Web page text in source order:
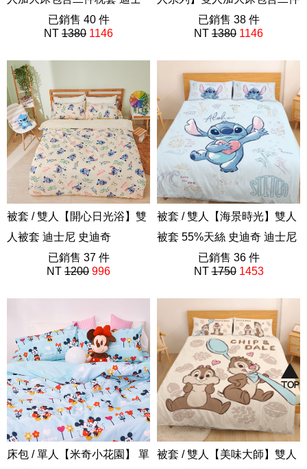
尼 史迪奇
ABE201
已銷售 40 件
NT 1380 1146
枕套 冰雪奇緣
ABE201
已銷售 38 件
NT 1380 1146
被套 / 雙人【開心日光浴】雙
人被套 迪士尼 史迪奇
已銷售 37 件
NT 1200 996
被套 / 雙人【海景時光】雙人
被套 55%天絲 史迪奇 迪士尼
已銷售 36 件
NT1750 1453
床包 / 單人【米奇小花園】 單
被套 / 雙人【美味大師】雙人